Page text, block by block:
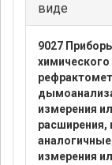
виде
9027
измерения
расширения,
измерения